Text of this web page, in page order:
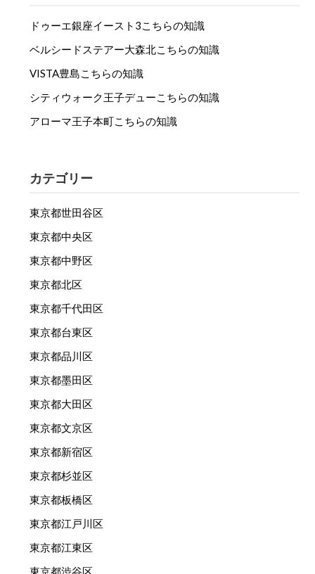
ドゥーエ銀座イースト3こちらの知識
ベルシードステアー大森北こちらの知識
VISTA豊島こちらの知識
シティウォーク王子デューこちらの知識
アローマ王子本町こちらの知識
カテゴリー
東京都世田谷区
東京都中央区
東京都中野区
東京都北区
東京都千代田区
東京都台東区
東京都品川区
東京都墨田区
東京都大田区
東京都文京区
東京都新宿区
東京都杉並区
東京都板橋区
東京都江戸川区
東京都江東区
東京都渋谷区